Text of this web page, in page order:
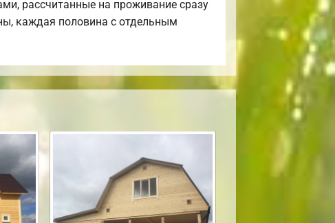
рассчитанные на проживание сразу
каждая половина с отдельным